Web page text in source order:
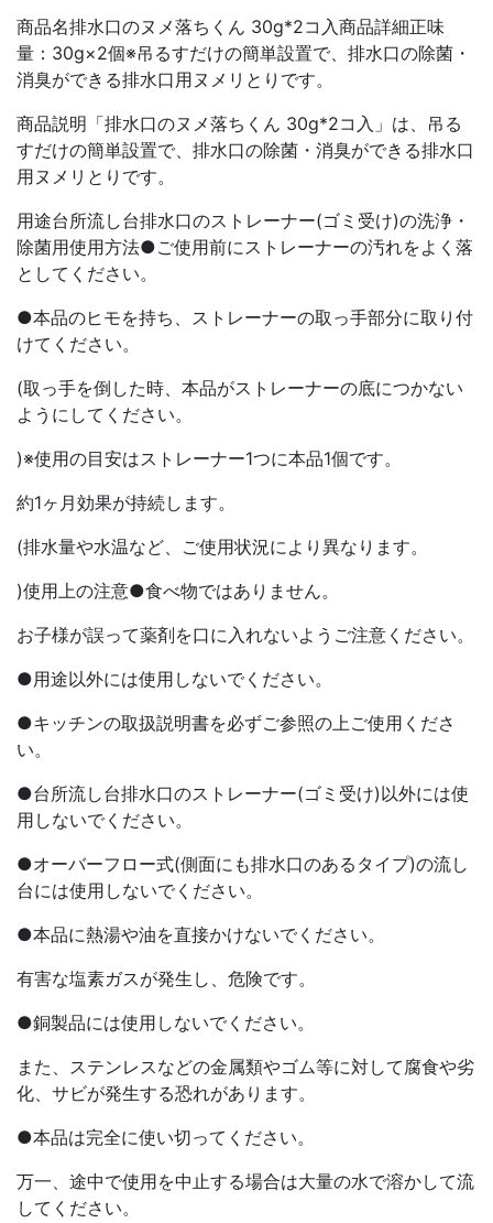
商品名排水口のヌメ落ちくん 30g*2コ入商品詳細正味
量：30g×2個※吊るすだけの簡単設置で、排水口の除菌・
消臭ができる排水口用ヌメリとりです。
商品説明「排水口のヌメ落ちくん 30g*2コ入」は、吊る
すだけの簡単設置で、排水口の除菌・消臭ができる排水口
用ヌメリとりです。
用途台所流し台排水口のストレーナー(ゴミ受け)の洗浄・
除菌用使用方法●ご使用前にストレーナーの汚れをよく落
としてください。
●本品のヒモを持ち、ストレーナーの取っ手部分に取り付
けてください。
(取っ手を倒した時、本品がストレーナーの底につかない
ようにしてください。
)※使用の目安はストレーナー1つに本品1個です。
約1ヶ月効果が持続します。
(排水量や水温など、ご使用状況により異なります。
)使用上の注意●食べ物ではありません。
お子様が誤って薬剤を口に入れないようご注意ください。
●用途以外には使用しないでください。
●キッチンの取扱説明書を必ずご参照の上ご使用くださ
い。
●台所流し台排水口のストレーナー(ゴミ受け)以外には使
用しないでください。
●オーバーフロー式(側面にも排水口のあるタイプ)の流し
台には使用しないでください。
●本品に熱湯や油を直接かけないでください。
有害な塩素ガスが発生し、危険です。
●銅製品には使用しないでください。
また、ステンレスなどの金属類やゴム等に対して腐食や劣
化、サビが発生する恐れがあります。
●本品は完全に使い切ってください。
万一、途中で使用を中止する場合は大量の水で溶かして流
してください。